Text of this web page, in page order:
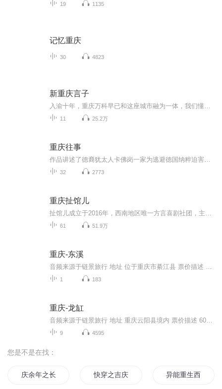
19 1135
记忆重庆
30 4823
新重庆言子
11 25.2万
重庆往事
32 2773
重庆扯馆儿
61 51.9万
重庆-东溪
1 183
重庆-龙缸
9 4595
您是不是在找：
庆余年之长歌行 快穿之吉庆有余 异能重生西门庆